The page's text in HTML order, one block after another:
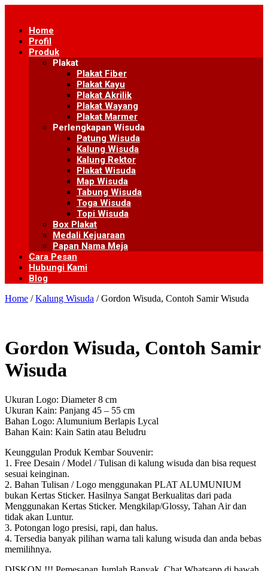
contentHome
Profil
Produk
Plakat
Plakat Fiber
Plakat Kayu
Plakat Akrilik
Plakat Wayang
Plakat Marmer
Perlengkapan Wisuda
Patung Wisuda
Kalung Wisuda
Kalung Rektor
Plakat Wisuda
Map Wisuda
Tabung Wisuda
Toga Wisuda
Topi Wisuda
Box Plakat
Medali Kejuaraan
Papan Nama Meja
Cara Pesan
Hubungi Kami
Blog
Home /Kalung Wisuda / Gordon Wisuda, Contoh Samir Wisuda
Gordon Wisuda, Contoh Samir
Wisuda
Ukuran Logo: Diameter 8 cm
Ukuran Kain: Panjang 45 – 55 cm
Bahan Logo: Alumunium Berlapis Lycal
Bahan Kain: Kain Satin atau Beludru
Keunggulan Produk Kembar Souvenir:
1. Free Desain / Model / Tulisan di kalung wisuda dan bisa request
sesuai keinginan.
2. Bahan Tulisan / Logo menggunakan PLAT ALUMUNIUM
bukan Kertas Sticker. Hasilnya Sangat Berkualitas dari pada
Menggunakan Kertas Sticker. Mengkilap/Glossy, Tahan Air dan
tidak akan Luntur.
3. Potongan logo presisi, rapi, dan halus.
4. Tersedia banyak pilihan warna tali kalung wisuda dan anda bebas
memilihnya.